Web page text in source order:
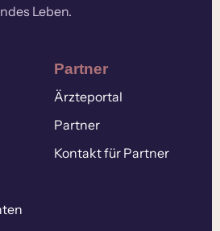
Leben.
Partner
Ärzteportal
Partner
Kontakt für Partner